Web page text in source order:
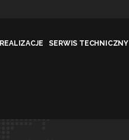
REALIZACJE SERWIS TECHNICZNY